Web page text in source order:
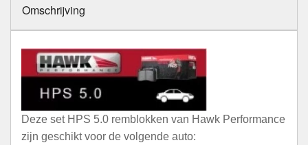
Omschrijving
Deze set HPS 5.0 remblokken van Hawk Performance
zijn geschikt voor de volgende auto: